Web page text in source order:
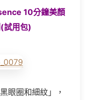
10分鐘美顏
試用包)
眼圈和細紋」，